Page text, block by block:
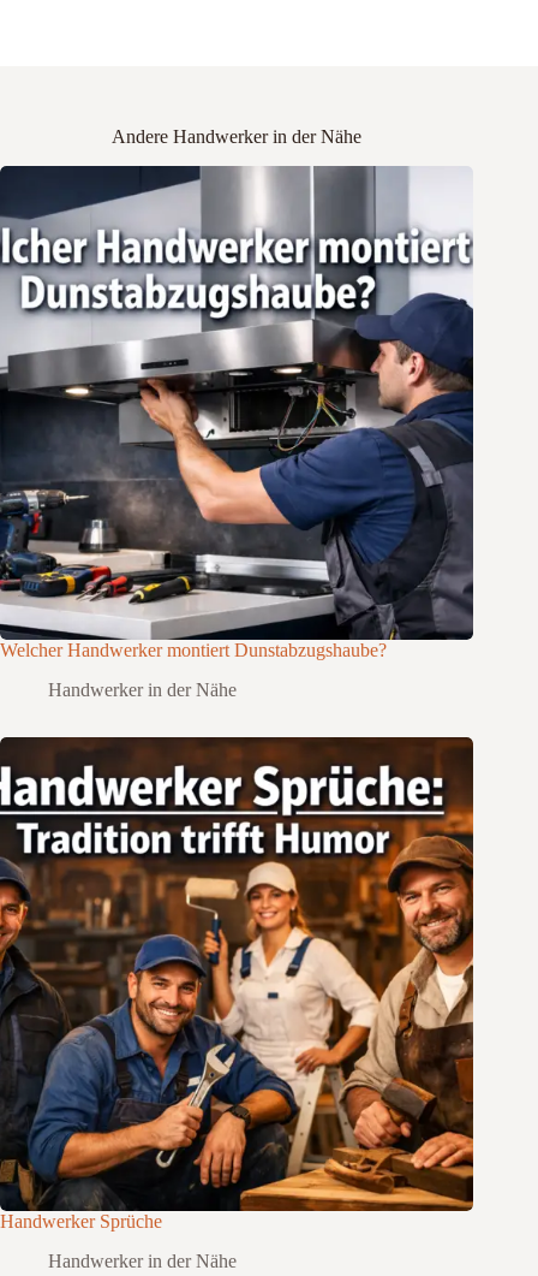
Andere Handwerker in der Nähe
Welcher Handwerker montiert Dunstabzugshaube?
Handwerker in der Nähe
Handwerker Sprüche
Handwerker in der Nähe